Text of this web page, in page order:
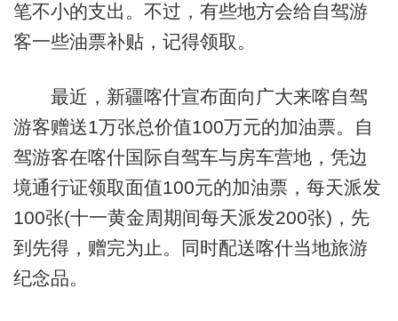
笔不小的支出。不过，有些地方会给自驾游
客一些油票补贴，记得领取。
最近，新疆喀什宣布面向广大来喀自驾
游客赠送1万张总价值100万元的加油票。自
驾游客在喀什国际自驾车与房车营地，凭边
境通行证领取面值100元的加油票，每天派发
100张(十一黄金周期间每天派发200张)，先
到先得，赠完为止。同时配送喀什当地旅游
纪念品。